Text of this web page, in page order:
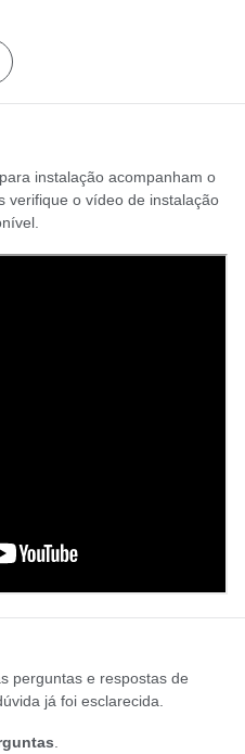
instalação acompanham o
verifique o vídeo de instalação
perguntas e respostas de
já foi esclarecida.